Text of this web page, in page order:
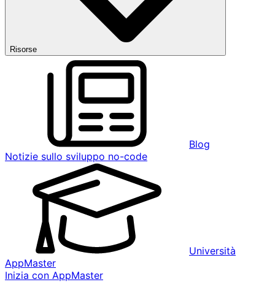
Risorse
Blog
Notizie sullo sviluppo no-code
Università
AppMaster
Inizia con AppMaster